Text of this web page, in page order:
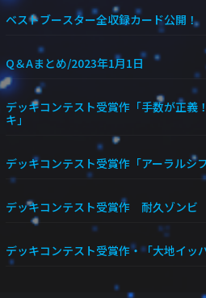
ベストブースター全収録カード公開！
Q＆Aまとめ/2023年1月1日
デッキコンテスト受賞作「手数が正義
キ」
デッキコンテスト受賞作「アーラルシ
デッキコンテスト受賞作 耐久ゾンビ
デッキコンテスト受賞作・「大地イッ